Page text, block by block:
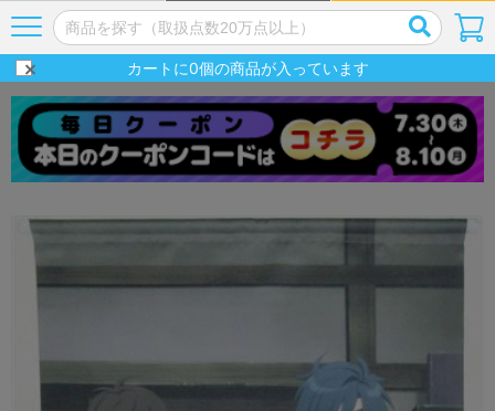
カートに0個の商品が入っています